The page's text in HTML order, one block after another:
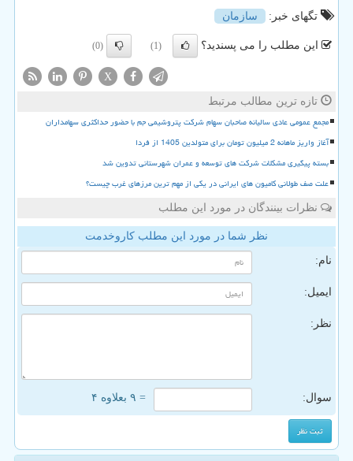
تگهای خبر:
سازمان
این مطلب را می پسندید؟ (1)
(0)
X
تازه ترین مطالب مرتبط
مجمع عمومی عادی سالیانه صاحبان سهام شرکت پتروشیمی جم با حضور حداکثری سهامداران
آغاز واریز ماهانه 2 میلیون تومان برای متولدین 1405 از فردا
بسته پیگیری مشکلات شرکت های توسعه و عمران شهرستانی تدوین شد
علت صف طولانی کامیون های ایرانی در یکی از مهم ترین مرزهای غرب چیست؟
نظرات بینندگان در مورد این مطلب
نظر شما در مورد این مطلب کاروخدمت
نام:
ایمیل:
نظر:
سوال: = ۹ بعلاوه ۴